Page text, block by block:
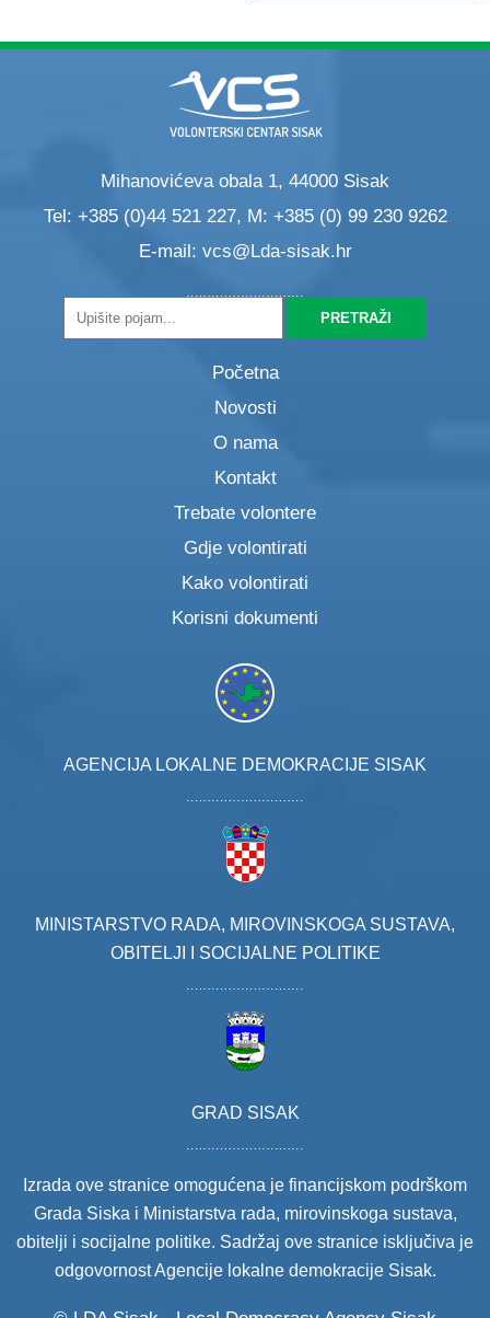
Mihanovićeva obala 1, 44000 Sisak
Tel: +385 (0)44 521 227, M: +385 (0) 99 230 9262
E-mail: vcs@Lda-sisak.hr
Početna
Novosti
O nama
Kontakt
Trebate volontere
Gdje volontirati
Kako volontirati
Korisni dokumenti
AGENCIJA LOKALNE DEMOKRACIJE SISAK
MINISTARSTVO RADA, MIROVINSKOGA SUSTAVA,
OBITELJI I SOCIJALNE POLITIKE
GRAD SISAK
Izrada ove stranice omogućena je financijskom podrškom
Grada Siska i Ministarstva rada, mirovinskoga sustava,
obitelji i socijalne politike. Sadržaj ove stranice isključiva je
odgovornost Agencije lokalne demokracije Sisak.